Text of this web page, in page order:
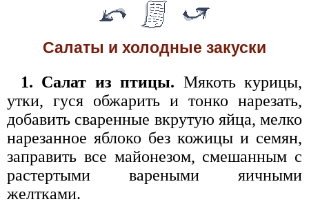
Салаты и холодные закуски
1. Салат из птицы. Мякоть курицы,
утки, гуся обжарить и тонко нарезать,
добавить сваренные вкрутую яйца, мелко
нарезанное яблоко без кожицы и семян,
заправить все майонезом, смешанным с
растертыми вареными яичными
желтками.